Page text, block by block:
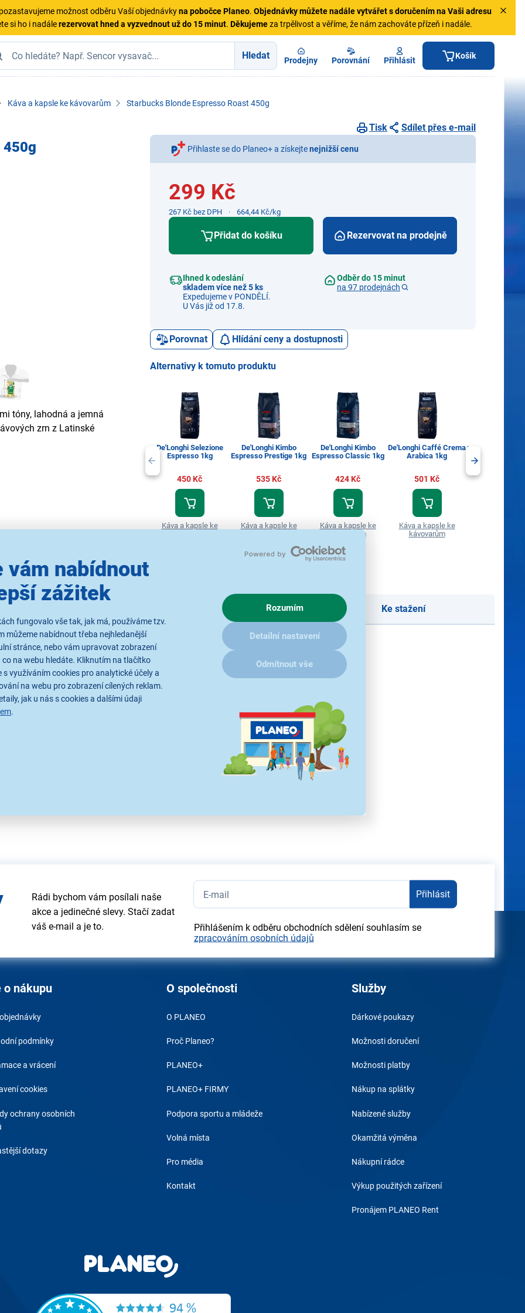
vám nabídnout
zážitek
fungovalo vše tak, jak má, používáme tzv.
můžeme nabídnout třeba nejhledanější
stránce, nebo vám upravovat zobrazení
na webu hledáte. Kliknutím na tlačítko
s využíváním cookies pro analytické účely a
na webu pro zobrazení cílených reklam.
jak u nás s cookies a dalšími údaji
.
Rozumím
Detailní nastavení
Odmítnout vše
možnost odběru Vaší objednávkyna pobočce Planeo. Objednávkymůžete nadále vytvářet s doručením na Vaši adresu
si ho i nadálerezervovat hned a vyzvednout už do 15 minut. Děkujemeza trpělivost a věříme, že nám zachováte přízeň i nadále.
Hledat Prodejny Porovnání Přihlásit Košík
Káva a kapsle ke kávovarům Starbucks Blonde Espresso Roast 450g
450g
tóny, lahodná a jemná
zrn z Latinské
Tisk Sdílet přes e-mail
Přihlaste se do Planeo+ a získejtenejnižší cenu
299 Kč
267 Kč bez DPH 664,44 Kč/kg
Přidat do košíku
Ihned k odeslání
skladem více než 5 ks
Expedujeme v PONDĚLÍ.
U Vás již od 17.8.
Rezervovat na prodejně
Odběr do 15 minut
na 97 prodejnách
Porovnat Hlídání ceny a dostupnosti
Alternativy k tomuto produktu
De'Longhi Selezione
Espresso 1kg
450 Kč
Káva a kapsle ke
De'Longhi Kimbo
Espresso Prestige 1kg
535 Kč
Káva a kapsle ke
De'Longhi Kimbo
Espresso Classic 1kg
424 Kč
Káva a kapsle ke
kávovarům
De'Longhi Caffé Crema
Arabica 1kg
501 Kč
Káva a kapsle ke
kávovarům
Lucaffe
Recenze Ke stažení
opustit dům
pečlivě upražena, aby se uvolnily její sladké a výrazné tóny
International
Rádi bychom vám posílali naše
akce a jedinečné slevy. Stačí zadat
váš e-mail a je to.
Přihlásit
Přihlášením k odběru obchodních sdělení souhlasím se
zpracováním osobních údajů
o nákupu
podmínky
a vrácení
cookies
ochrany osobních
dotazy
O společnosti
O PLANEO
Proč Planeo?
PLANEO+
PLANEO+ FIRMY
Podpora sportu a mládeže
Volná místa
Pro média
Kontakt
Služby
Dárkové poukazy
Možnosti doručení
Možnosti platby
Nákup na splátky
Nabízené služby
Okamžitá výměna
Nákupní rádce
Výkup použitých zařízení
Pronájem PLANEO Rent